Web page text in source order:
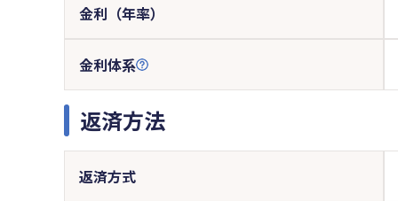
金利（年率）
金利体系
返済方法
返済方式